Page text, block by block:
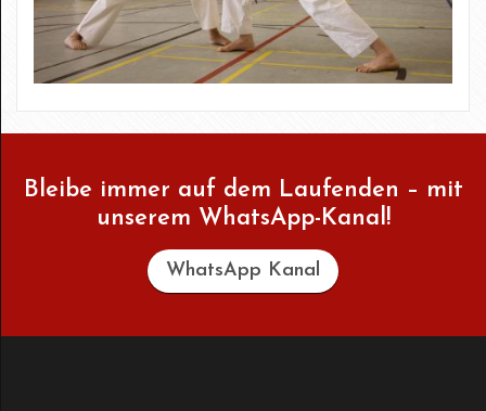
Bleibe immer auf dem Laufenden – mit
unserem WhatsApp-Kanal!
WhatsApp Kanal